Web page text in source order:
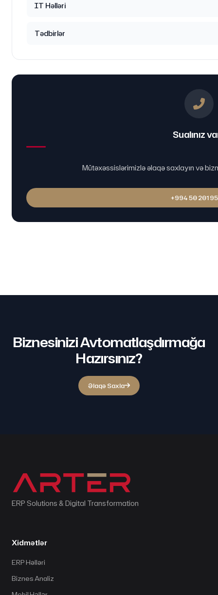
IT Həlləri
Tədbirlər
Sualınız
Mütəxəssislərimizlə əlaqə saxlayın və
+994 50 201
Biznesinizi Avtomatlaşdırmağa
Hazırsınız?
Əlaqə Saxla
ERP Solutions & Digital Transformation
Xidmətlər
ERP Həlləri
Biznes Analiz